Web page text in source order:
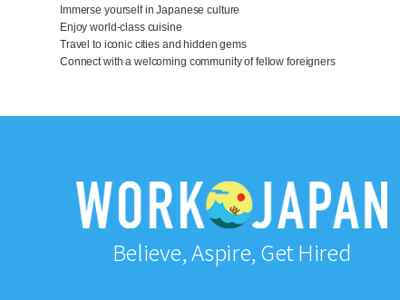
Immerse yourself in Japanese culture
Enjoy world-class cuisine
Travel to iconic cities and hidden gems
Connect with a welcoming community of fellow foreigners
Believe, Aspire, Get Hired